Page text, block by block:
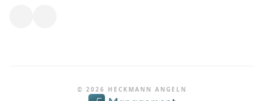
© 2026 HECKMANN ANGELN